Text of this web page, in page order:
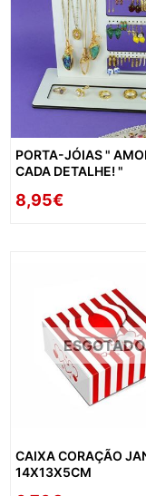
PORTA-JÓIAS "
CADA DETALHE! "
8,95€
ESGOTADO
CAIXA CORAÇÃO
14X13X5CM